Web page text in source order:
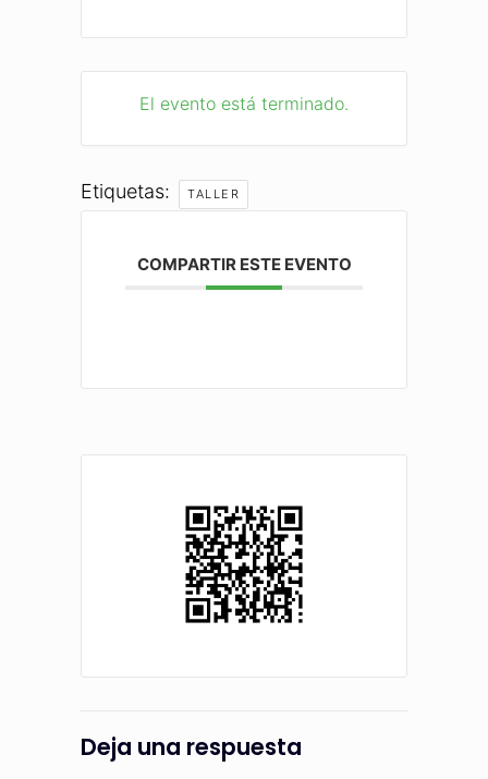
El evento está terminado.
Etiquetas: TALLER
COMPARTIR ESTE EVENTO
Deja una respuesta